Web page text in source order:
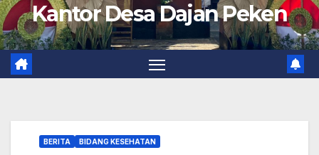
Kantor Desa Dajan Peken
BERITA BIDANG KESEHATAN